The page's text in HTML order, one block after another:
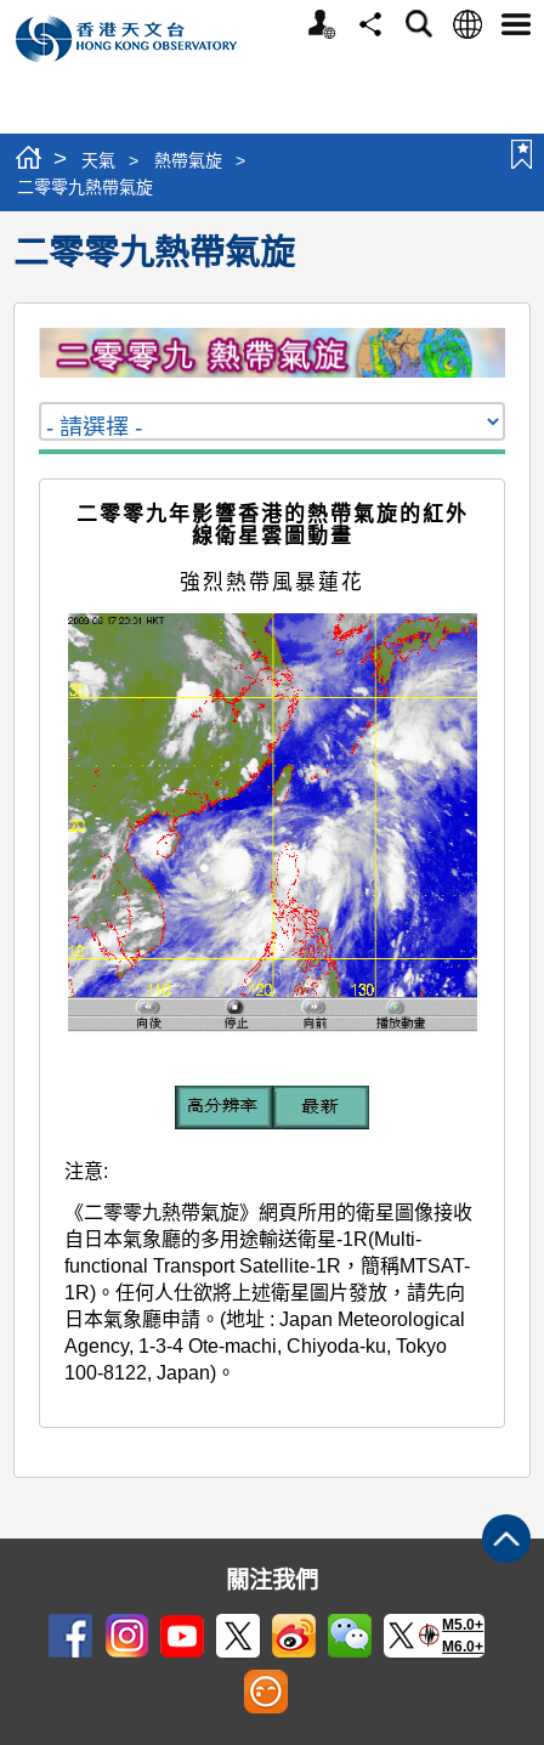
個
分
搜
語
選
> 天氣 > 熱帶氣旋
>
二零零九熱帶氣旋
二零零九熱帶氣旋
二零零九年影響香港的熱帶氣旋的紅外
線衛星雲圖動畫
強烈熱帶風暴蓮花
注意:
《二零零九熱帶氣旋》網頁所用的衛星圖像接收
自日本氣象廳的多用途輸送衛星-1R(Multi-
functional Transport Satellite-1R，簡稱MTSAT-
1R)。任何人仕欲將上述衛星圖片發放，請先向
日本氣象廳申請。(地址 : Japan Meteorological
Agency, 1-3-4 Ote-machi, Chiyoda-ku, Tokyo
100-8122, Japan)。
關注我們
M5.0+
M6.0+